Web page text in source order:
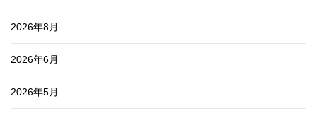
2026年8月
2026年6月
2026年5月